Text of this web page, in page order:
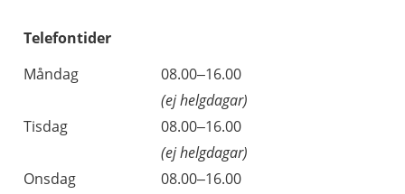
Telefontider
Måndag
08.00–16.00
(ej helgdagar)
Tisdag
08.00–16.00
(ej helgdagar)
Onsdag
08.00–16.00